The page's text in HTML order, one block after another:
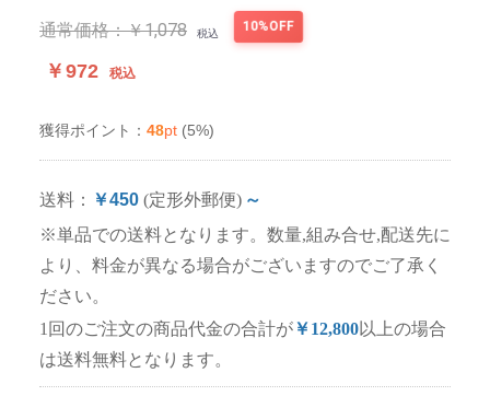
通常価格：￥1,078 税込 10%OFF
￥972 税込
獲得ポイント： 48pt (5%)
送料： ￥450 (定形外郵便) ～
※単品での送料となります。数量,組み合せ,配送先に
より、料金が異なる場合がございますのでご了承く
ださい。
1回のご注文の商品代金の合計が￥12,800以上の場合
は送料無料となります。